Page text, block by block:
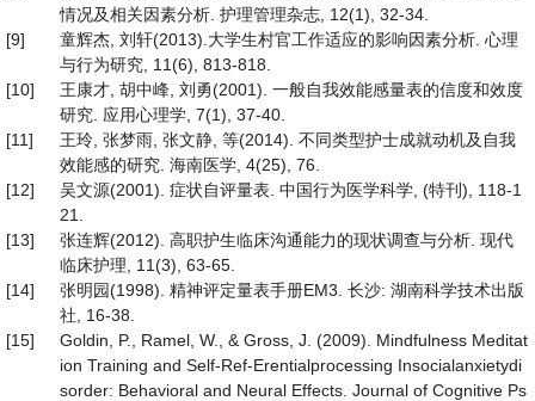
情况及相关因素分析. 护理管理杂志, 12(1), 32-34.
[9]
童辉杰, 刘轩(2013).大学生村官工作适应的影响因素分析. 心理
与行为研究, 11(6), 813-818.
[10]
王康才, 胡中峰, 刘勇(2001). 一般自我效能感量表的信度和效度
研究. 应用心理学, 7(1), 37-40.
[11]
王玲, 张梦雨, 张文静, 等(2014). 不同类型护士成就动机及自我
效能感的研究. 海南医学, 4(25), 76.
[12]
吴文源(2001). 症状自评量表. 中国行为医学科学, (特刊), 118-1
21.
[13]
张连辉(2012). 高职护生临床沟通能力的现状调查与分析. 现代
临床护理, 11(3), 63-65.
[14]
张明园(1998). 精神评定量表手册EM3. 长沙: 湖南科学技术出版
社, 16-38.
[15]
Goldin, P., Ramel, W., & Gross, J. (2009). Mindfulness Meditat
ion Training and Self-Ref-Erentialprocessing Insocialanxietydi
sorder: Behavioral and Neural Effects. Journal of Cognitive Ps